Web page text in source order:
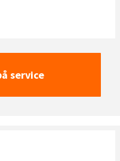
service